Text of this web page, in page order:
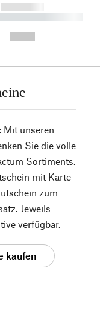
------------
----------
Mit unseren
Sie die volle
Sortiments.
mit Karte
zum
Jeweils
verfügbar.
kaufen